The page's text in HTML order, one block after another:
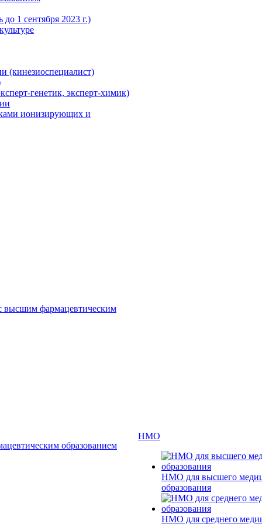
1 сентября 2023 г.)
(кинезиоспециалист)
генетик, эксперт-химик)
ионизирующих и
высшим фармацевтическим
образованием
НМО
НМО для высшего
образования
НМО для среднего